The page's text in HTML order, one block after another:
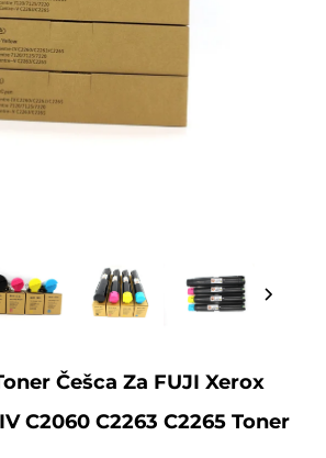
Češca Za FUJI Xerox
C2060 C2263 C2265 Toner